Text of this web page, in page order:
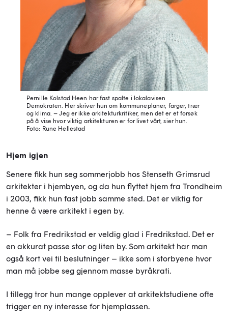
Pernille Kolstad Heen har fast spalte i lokalavisen
Demokraten. Her skriver hun om kommuneplaner, farger, trær
og klima. – Jeg er ikke arkitekturkritiker, men det er et forsøk
på å vise hvor viktig arkitekturen er for livet vårt, sier hun.
Foto: Rune Hellestad
Hjem igjen
Senere fikk hun seg sommerjobb hos Stenseth Grimsrud
arkitekter i hjembyen, og da hun flyttet hjem fra Trondheim
i 2003, fikk hun fast jobb samme sted. Det er viktig for
henne å være arkitekt i egen by.
– Folk fra Fredrikstad er veldig glad i Fredrikstad. Det er
en akkurat passe stor og liten by. Som arkitekt har man
også kort vei til beslutninger – ikke som i storbyene hvor
man må jobbe seg gjennom masse byråkrati.
I tillegg tror hun mange opplever at arkitektstudiene ofte
trigger en ny interesse for hjemplassen.